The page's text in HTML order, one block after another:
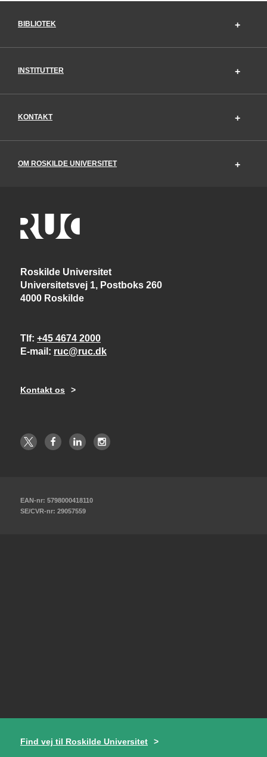
BIBLIOTEK
INSTITUTTER
KONTAKT
OM ROSKILDE UNIVERSITET
Roskilde Universitet
Universitetsvej 1, Postboks 260
4000 Roskilde
Tlf +45 4674 2000
E-mail
ruc@ruc.dk
Kontakt os
EAN-nr: 5798000418110
SE/CVR-nr: 29057559
Find vej til Roskilde Universitet